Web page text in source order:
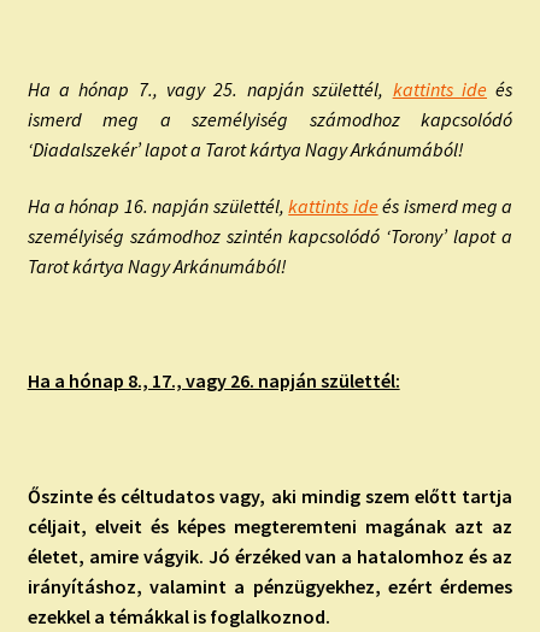
Ha a hónap 7., vagy 25. napján születtél, kattints ide és
ismerd meg a személyiség számodhoz kapcsolódó
‘Diadalszekér’ lapot a Tarot kártya Nagy Arkánumából!
Ha a hónap 16. napján születtél,kattints ide és ismerd meg a
személyiség számodhoz szintén kapcsolódó ‘Torony’ lapot a
Tarot kártya Nagy Arkánumából!
Ha a hónap 8., 17., vagy 26. napján születtél:
Őszinte és céltudatos vagy, aki mindig szem előtt tartja
céljait, elveit és képes megteremteni magának azt az
életet, amire vágyik. Jó érzéked van a hatalomhoz és az
irányításhoz, valamint a pénzügyekhez, ezért érdemes
ezekkel a témákkal is foglalkoznod.